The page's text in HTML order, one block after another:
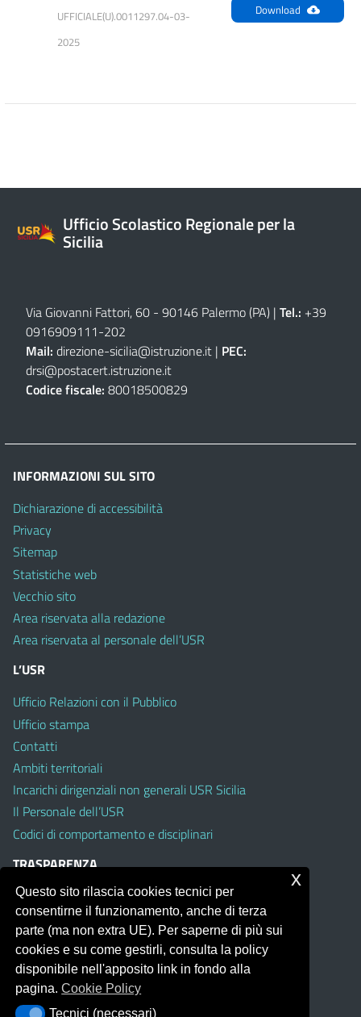
UFFICIALE(U).0011297.04-03-
2025
Download
Ufficio Scolastico Regionale per la
Sicilia
Via Giovanni Fattori, 60 - 90146 Palermo (PA) | Tel.: +39
0916909111-202
Mail: direzione-sicilia@istruzione.it | PEC:
drsi@postacert.istruzione.it
Codice fiscale: 80018500829
INFORMAZIONI SUL SITO
Dichiarazione di accessibilità
Privacy
Sitemap
Statistiche web
Vecchio sito
Area riservata alla redazione
Area riservata al personale dell’USR
L’USR
Ufficio Relazioni con il Pubblico
Ufficio stampa
Contatti
Ambiti territoriali
Incarichi dirigenziali non generali USR Sicilia
Il Personale dell’USR
Codici di comportamento e disciplinari
TRASPARENZA
Albo on line
Amministrazione Trasparente
Pubblici proclami
PTPCT per le Istituzioni scolastiche della Sicilia
Whistleblowing
Obiettivi di Accessibilità
Questo sito rilascia cookies tecnici per
consentirne il funzionamento, anche di terza
parte (ma non extra UE). Per saperne di più sui
cookies e su come gestirli, consulta la policy
disponibile nell'apposito link in fondo alla
pagina.Cookie Policy
Tecnici (necessari)
Tecnici (necessari)
x